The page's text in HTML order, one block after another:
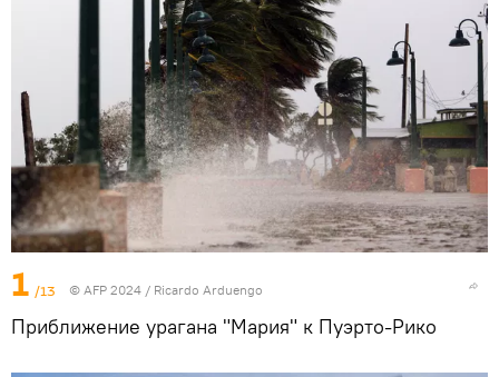
1 /13 © AFP 2024 / Ricardo Arduengo
Приближение урагана "Мария" к Пуэрто-Рико